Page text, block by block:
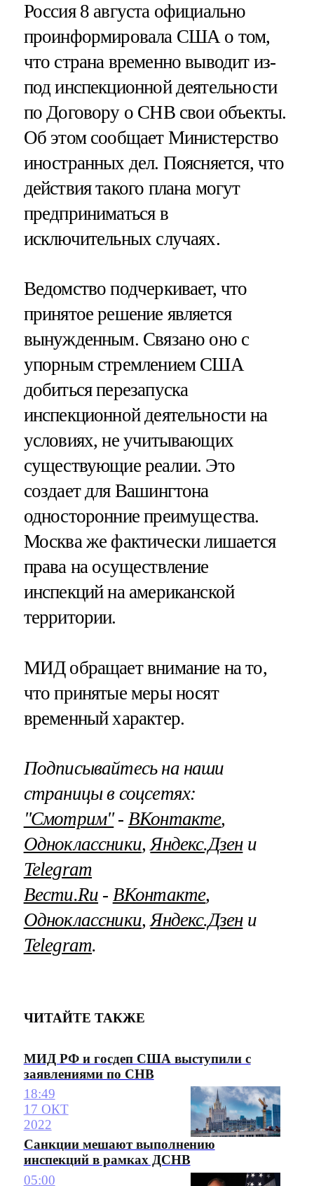
Россия 8 августа официально
проинформировала США о том,
что страна временно выводит из-
под инспекционной деятельности
по Договору о СНВ свои объекты.
Об этом сообщает Министерство
иностранных дел. Поясняется, что
действия такого плана могут
предприниматься в
исключительных случаях.
Ведомство подчеркивает, что
принятое решение является
вынужденным. Связано оно с
упорным стремлением США
добиться перезапуска
инспекционной деятельности на
условиях, не учитывающих
существующие реалии. Это
создает для Вашингтона
односторонние преимущества.
Москва же фактически лишается
права на осуществление
инспекций на американской
территории.
МИД обращает внимание на то,
что принятые меры носят
временный характер.
Подписывайтесь на наши
страницы в соцсетях:
"Смотрим"‐ ВКонтакте,
Одноклассники, Яндекс.Дзени
Telegram
Вести.Ru ‐ ВКонтакте,
Одноклассники, Яндекс.Дзени
Telegram.
ЧИТАЙТЕ ТАКЖЕ
МИД РФ и госдеп США выступили с
заявлениями по СНВ
18:49
17 ОКТ
2022
Санкции мешают выполнению
инспекций в рамках ДСНВ
05:00